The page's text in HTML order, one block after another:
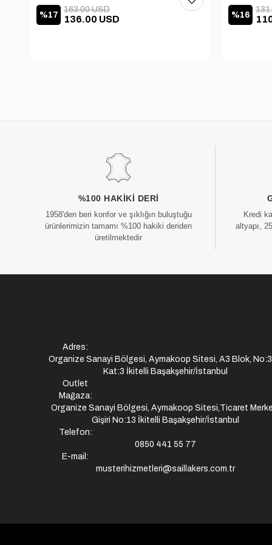
%17 136.00 USD
163.00 USD
%16
%100 HAKIKI DERI
1958'den beri konfor ve şıklığın buluştuğu
ürünlerimizin tamamı %100 hakiki deriden
üretilmektedir
Kredi
altyapı,
Adres:
Organize Sanayi Bölgesi, Aymakoop Sitesi, A3 Blok,
Kat:3 İkitelli Başakşehir/İstanbul
Outlet
Mağaza:
Organize Sanayi Bölgesi, Aymakoop Sitesi,Ticaret
Gişiri No:13 İkitelli Başakşehir/İstanbul
Telefon:
0850 441 55 77
E-mail:
musterihizmetleri@saillakers.com.tr